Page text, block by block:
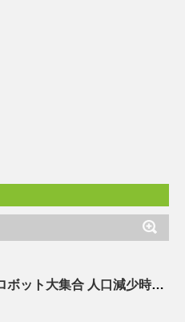
ボット大集合 人口 減少時代の建設現場を救え! – ASCII.jp